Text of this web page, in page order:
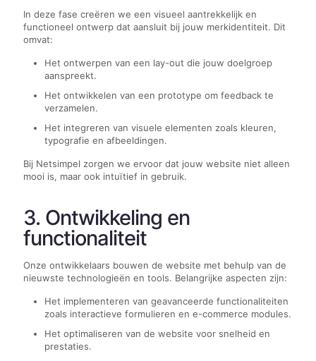
In deze fase creëren we een visueel aantrekkelijk en
functioneel ontwerp dat aansluit bij jouw merkidentiteit. Dit
omvat:
Het ontwerpen van een lay-out die jouw doelgroep
aanspreekt.
Het ontwikkelen van een prototype om feedback te
verzamelen.
Het integreren van visuele elementen zoals kleuren,
typografie en afbeeldingen.
Bij Netsimpel zorgen we ervoor dat jouw website niet alleen
mooi is, maar ook intuïtief in gebruik.
3. Ontwikkeling en
functionaliteit
Onze ontwikkelaars bouwen de website met behulp van de
nieuwste technologieën en tools. Belangrijke aspecten zijn:
Het implementeren van geavanceerde functionaliteiten
zoals interactieve formulieren en e-commerce modules.
Het optimaliseren van de website voor snelheid en
prestaties.